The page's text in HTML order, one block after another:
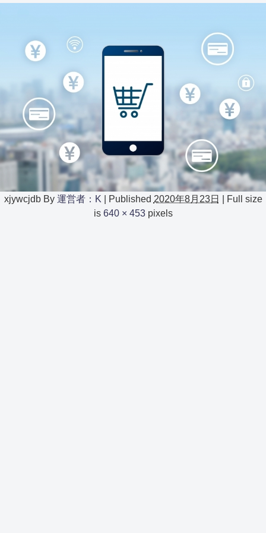
xjywcjdb By 運営者：K Published 2020年8月23日
Full size
is 640 × 453pixels